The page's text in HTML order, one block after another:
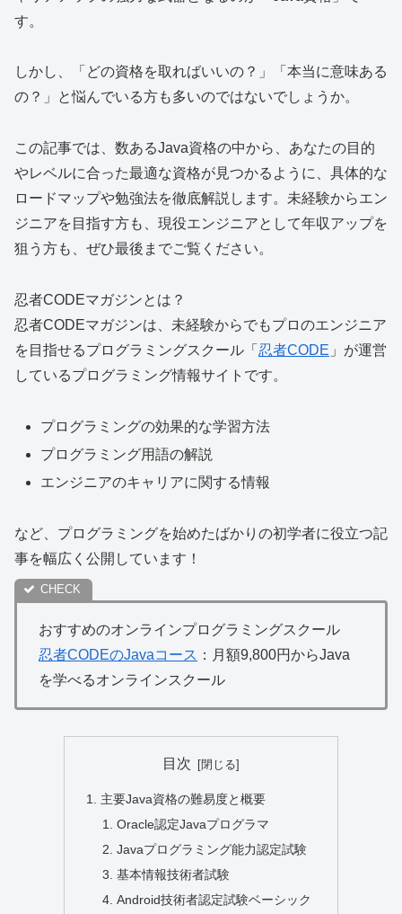
す。
しかし、「どの資格を取ればいいの？」「本当に意味ある
の？」と悩んでいる方も多いのではないでしょうか。
この記事では、数あるJava資格の中から、あなたの目的
やレベルに合った最適な資格が見つかるように、具体的な
ロードマップや勉強法を徹底解説します。未経験からエン
ジニアを目指す方も、現役エンジニアとして年収アップを
狙う方も、ぜひ最後までご覧ください。
忍者CODEマガジンとは？
忍者CODEマガジンは、 未経験からでもプロのエンジニア
を目指せるプログラミングスクール「 忍者CODE 」が運営
しているプログラミング情報サイトです。
プログラミングの効果的な学習方法
プログラミング用語の解説
エンジニアのキャリアに関する情報
など、プログラミングを始めたばかりの初学者に役立つ記
事を幅広く公開しています！
おすすめのオンラインプログラミングスクール
忍者CODEのJavaコース ：月額9,800円からJava
を学べるオンラインスクール
目次
主要Java資格の難易度と概要
Oracle認定Javaプログラマ
Javaプログラミング能力認定試験
基本情報技術者試験
Android技術者認定試験ベーシック